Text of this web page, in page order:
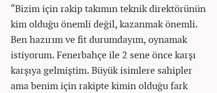
“Bizim için rakip takımın teknik direktörünün
kim olduğu önemli değil, kazanmak önemli.
Ben hazırım ve fit durumdayım, oynamak
istiyorum. Fenerbahçe ile 2 sene önce karşı
karşıya gelmiştim. Büyük isimlere sahipler
ama benim için rakipte kimin olduğu fark